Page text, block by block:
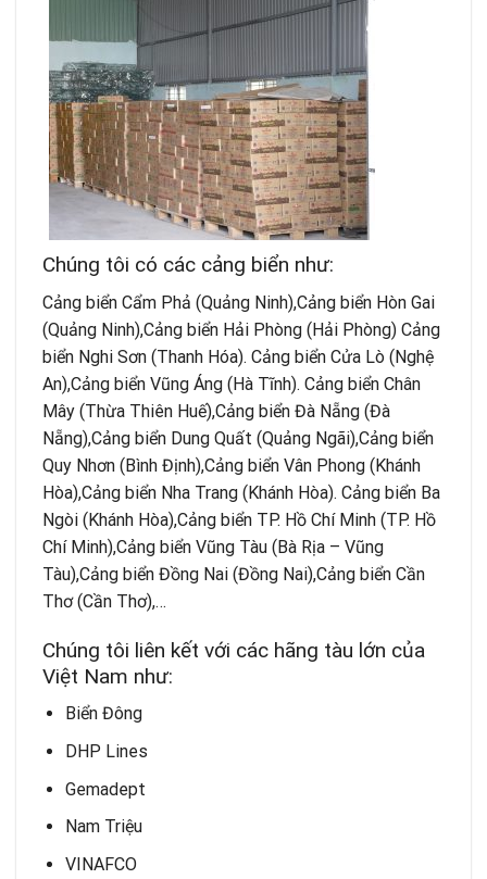
Chúng tôi có các cảng biển như:
Cảng biển Cẩm Phả (Quảng Ninh),Cảng biển Hòn Gai
(Quảng Ninh),Cảng biển Hải Phòng (Hải Phòng) Cảng
biển Nghi Sơn (Thanh Hóa). Cảng biển Cửa Lò (Nghệ
An),Cảng biển Vũng Áng (Hà Tĩnh). Cảng biển Chân
Mây (Thừa Thiên Huế),Cảng biển Đà Nẵng (Đà
Nẵng),Cảng biển Dung Quất (Quảng Ngãi),Cảng biển
Quy Nhơn (Bình Định),Cảng biển Vân Phong (Khánh
Hòa),Cảng biển Nha Trang (Khánh Hòa). Cảng biển Ba
Ngòi (Khánh Hòa),Cảng biển TP. Hồ Chí Minh (TP. Hồ
Chí Minh),Cảng biển Vũng Tàu (Bà Rịa – Vũng
Tàu),Cảng biển Đồng Nai (Đồng Nai),Cảng biển Cần
Thơ (Cần Thơ),…
Chúng tôi liên kết với các hãng tàu lớn của
Việt Nam như:
Biển Đông
DHP Lines
Gemadept
Nam Triệu
VINAFCO